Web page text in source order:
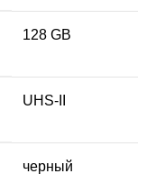
128 GB
UHS-II
черный